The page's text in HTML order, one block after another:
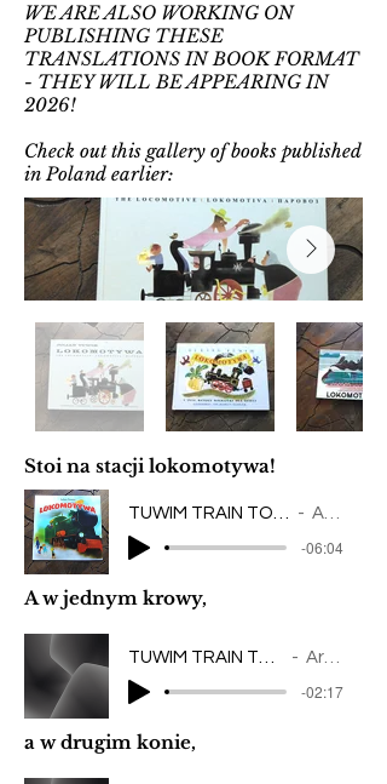
WE ARE ALSO WORKING ON
PUBLISHING THESE
TRANSLATIONS IN BOOK FORMAT
- THEY WILL BE APPEARING IN
2026!
Check out this gallery of books published
in Poland earlier:
Stoi na stacji lokomotywa!
Artist Name
-06:04
A w jednym krowy,
Artist Name
-02:17
a w drugim konie,